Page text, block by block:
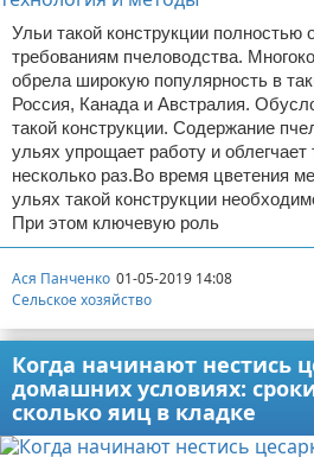
Ульи такой конструкции
требованиям пчеловодства.
обрела широкую популярность в
Россия, Канада и Австралия.
такой конструкции. Содержание
ульях упрощает работу и облегчает
несколько раз.Во время цветения
ульях такой конструкции
При этом ключевую роль
Ася Панченко 01-05-2019 14:08
Сельское хозяйство
Когда начинают нестись
домашних условиях:
сколько яиц в кладке